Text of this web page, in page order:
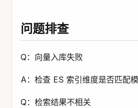
问题排查
Q：向量入库失败
A：检查 ES 索引维度是否匹配
Q：检索结果不相关